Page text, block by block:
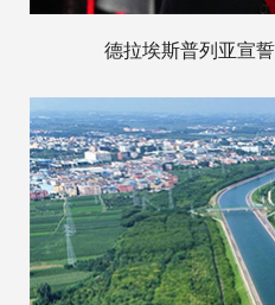
德拉埃斯普列亚宣